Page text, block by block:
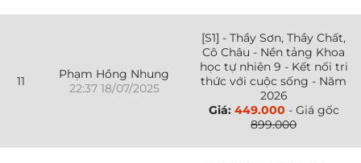
11
Phạm Hồng Nhung
22:37 18/07/2025
[S1] - Thầy Sơn, Thầy Chất,
Cô Châu - Nền tảng Khoa
học tự nhiên 9 - Kết nối tri
thức với cuộc sống - Năm
2026
Giá: 449.000 - Giá gốc
899.000